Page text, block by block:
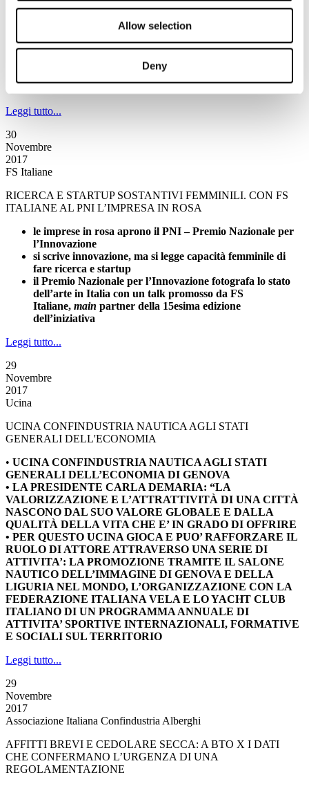
Allow selection
Deny
domani, venerdì 1 dicembre, il dottor Trenamore sarà
nella città del Palio
Radio2
continua la collaborazione fra FS Italiane e Caterpillar
racconta la tua storia acaterpillar@rai.it
Leggi tutto...
30
Novembre
2017
FS Italiane
RICERCA E STARTUP SOSTANTIVI FEMMINILI. CON FS
ITALIANE AL PNI L’IMPRESA IN ROSA
le imprese in rosa aprono il PNI – Premio Nazionale per
l’Innovazione
si scrive innovazione, ma si legge capacità femminile di
fare ricerca e startup
il Premio Nazionale per l’Innovazione fotografa lo stato
dell’arte in Italia con un talk promosso da FS
Italiane, main partner della 15esima edizione
dell’iniziativa
Leggi tutto...
29
Novembre
2017
Ucina
UCINA CONFINDUSTRIA NAUTICA AGLI STATI
GENERALI DELL'ECONOMIA
• UCINA CONFINDUSTRIA NAUTICA AGLI STATI
GENERALI DELL’ECONOMIA DI GENOVA
• LA PRESIDENTE CARLA DEMARIA: “LA
VALORIZZAZIONE E L’ATTRATTIVITÀ DI UNA CITTÀ
NASCONO DAL SUO VALORE GLOBALE E DALLA
QUALITÀ DELLA VITA CHE E’ IN GRADO DI OFFRIRE
• PER QUESTO UCINA GIOCA E PUO’ RAFFORZARE IL
RUOLO DI ATTORE ATTRAVERSO UNA SERIE DI
ATTIVITA’: LA PROMOZIONE TRAMITE IL SALONE
NAUTICO DELL’IMMAGINE DI GENOVA E DELLA
LIGURIA NEL MONDO, L’ORGANIZZAZIONE CON LA
FEDERAZIONE ITALIANA VELA E LO YACHT CLUB
ITALIANO DI UN PROGRAMMA ANNUALE DI
ATTIVITA’ SPORTIVE INTERNAZIONALI, FORMATIVE
E SOCIALI SUL TERRITORIO
Leggi tutto...
29
Novembre
2017
Associazione Italiana Confindustria Alberghi
AFFITTI BREVI E CEDOLARE SECCA: A BTO X I DATI
CHE CONFERMANO L’URGENZA DI UNA
REGOLAMENTAZIONE